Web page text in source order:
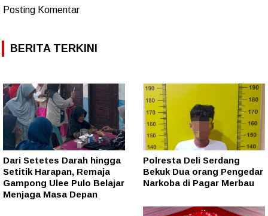
Posting Komentar
BERITA TERKINI
Dari Setetes Darah hingga
Setitik Harapan, Remaja
Gampong Ulee Pulo Belajar
Menjaga Masa Depan
Polresta Deli Serdang
Bekuk Dua orang Pengedar
Narkoba di Pagar Merbau